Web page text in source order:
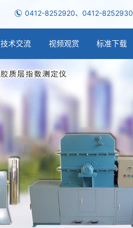
0412-8252920、0412-8252930
技术交流 视频观赏 标准下载